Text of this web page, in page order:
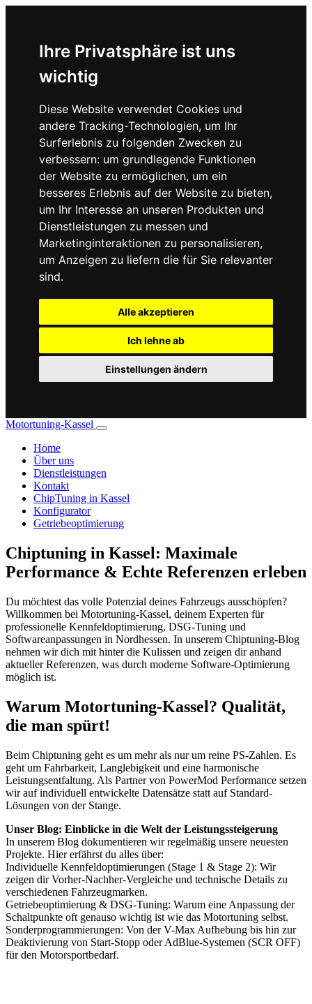
Ihre Privatsphäre ist uns
wichtig
Diese Website verwendet Cookies und
andere Tracking-Technologien, um Ihr
Surferlebnis zu folgenden Zwecken zu
verbessern: um grundlegende Funktionen
der Website zu ermöglichen, um ein
besseres Erlebnis auf der Website zu bieten,
um Ihr Interesse an unseren Produkten und
Dienstleistungen zu messen und
Marketinginteraktionen zu personalisieren,
um Anzeigen zu liefern die für Sie relevanter
sind.
Alle akzeptieren
Ich lehne ab
Einstellungen ändern
Motortuning-Kassel
Home
Über uns
Dienstleistungen
Kontakt
ChipTuning in Kassel
Konfigurator
Getriebeoptimierung
Chiptuning in Kassel: Maximale
Performance & Echte Referenzen erleben
Du möchtest das volle Potenzial deines Fahrzeugs ausschöpfen?
Willkommen bei Motortuning-Kassel, deinem Experten für
professionelle Kennfeldoptimierung, DSG-Tuning und
Softwareanpassungen in Nordhessen. In unserem Chiptuning-Blog
nehmen wir dich mit hinter die Kulissen und zeigen dir anhand
aktueller Referenzen, was durch moderne Software-Optimierung
möglich ist.
Warum Motortuning-Kassel? Qualität,
die man spürt!
Beim Chiptuning geht es um mehr als nur um reine PS-Zahlen. Es
geht um Fahrbarkeit, Langlebigkeit und eine harmonische
Leistungsentfaltung. Als Partner von PowerMod Performance setzen
wir auf individuell entwickelte Datensätze statt auf Standard-
Lösungen von der Stange.
Unser Blog: Einblicke in die Welt der Leistungssteigerung
In unserem Blog dokumentieren wir regelmäßig unsere neuesten
Projekte. Hier erfährst du alles über:
Individuelle Kennfeldoptimierungen (Stage 1 & Stage 2): Wir
zeigen dir Vorher-Nachher-Vergleiche und technische Details zu
verschiedenen Fahrzeugmarken.
Getriebeoptimierung & DSG-Tuning: Warum eine Anpassung der
Schaltpunkte oft genauso wichtig ist wie das Motortuning selbst.
Sonderprogrammierungen: Von der V-Max Aufhebung bis hin zur
Deaktivierung von Start-Stopp oder AdBlue-Systemen (SCR OFF)
für den Motorsportbedarf.